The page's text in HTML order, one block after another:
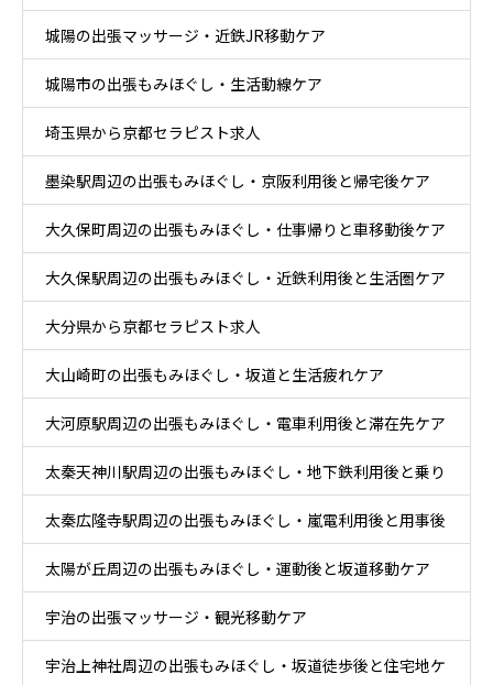
城陽の出張マッサージ・近鉄JR移動ケア
城陽市の出張もみほぐし・生活動線ケア
埼玉県から京都セラピスト求人
墨染駅周辺の出張もみほぐし・京阪利用後と帰宅後ケア
大久保町周辺の出張もみほぐし・仕事帰りと車移動後ケア
大久保駅周辺の出張もみほぐし・近鉄利用後と生活圏ケア
大分県から京都セラピスト求人
大山崎町の出張もみほぐし・坂道と生活疲れケア
大河原駅周辺の出張もみほぐし・電車利用後と滞在先ケア
太秦天神川駅周辺の出張もみほぐし・地下鉄利用後と乗り
換え後ケア
太秦広隆寺駅周辺の出張もみほぐし・嵐電利用後と用事後
ケア
太陽が丘周辺の出張もみほぐし・運動後と坂道移動ケア
宇治の出張マッサージ・観光移動ケア
宇治上神社周辺の出張もみほぐし・坂道徒歩後と住宅地ケ